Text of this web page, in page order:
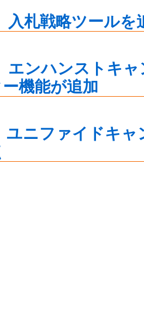
札戦略ツールを
ンハンストキャ
機能が追加
ニファイドキャ